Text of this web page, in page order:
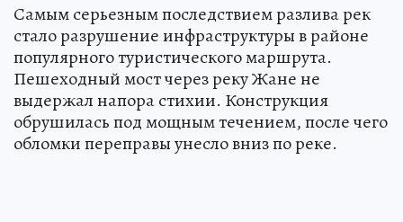
Самым серьезным последствием разлива рек
стало разрушение инфраструктуры в районе
популярного туристического маршрута.
Пешеходный мост через реку Жане не
выдержал напора стихии. Конструкция
обрушилась под мощным течением, после чего
обломки переправы унесло вниз по реке.